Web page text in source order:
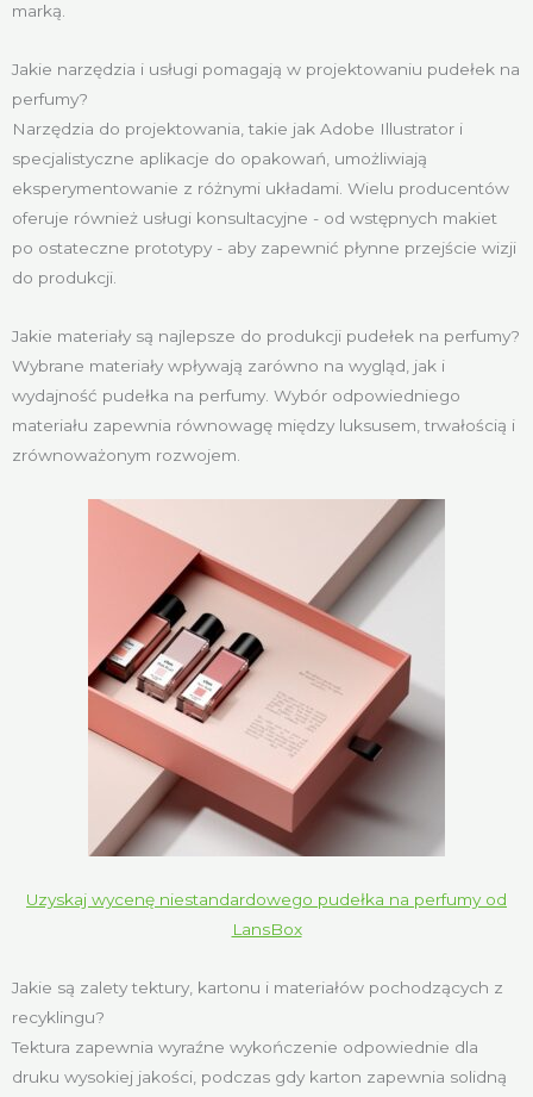
marką.
Jakie narzędzia i usługi pomagają w projektowaniu pudełek na
perfumy?
Narzędzia do projektowania, takie jak Adobe Illustrator i
specjalistyczne aplikacje do opakowań, umożliwiają
eksperymentowanie z różnymi układami. Wielu producentów
oferuje również usługi konsultacyjne - od wstępnych makiet
po ostateczne prototypy - aby zapewnić płynne przejście wizji
do produkcji.
Jakie materiały są najlepsze do produkcji pudełek na perfumy?
Wybrane materiały wpływają zarówno na wygląd, jak i
wydajność pudełka na perfumy. Wybór odpowiedniego
materiału zapewnia równowagę między luksusem, trwałością i
zrównoważonym rozwojem.
Uzyskaj wycenę niestandardowego pudełka na perfumy od
LansBox
Jakie są zalety tektury, kartonu i materiałów pochodzących z
recyklingu?
Tektura zapewnia wyraźne wykończenie odpowiednie dla
druku wysokiej jakości, podczas gdy karton zapewnia solidną